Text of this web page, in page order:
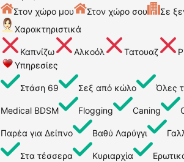
Στον χώρο μου
Στον χώρο σου
Σε
Χαρακτηριστικά
Καπνίζω Αλκοόλ Τατουαζ
Υπηρεσίες
Στάση 69 Σεξ από κώλο Όλες
Medical BDSM Flogging Caning
Παρέα για Δείπνο Βαθύ Λαρύγγι
Στα τέσσερα Κυριαρχία